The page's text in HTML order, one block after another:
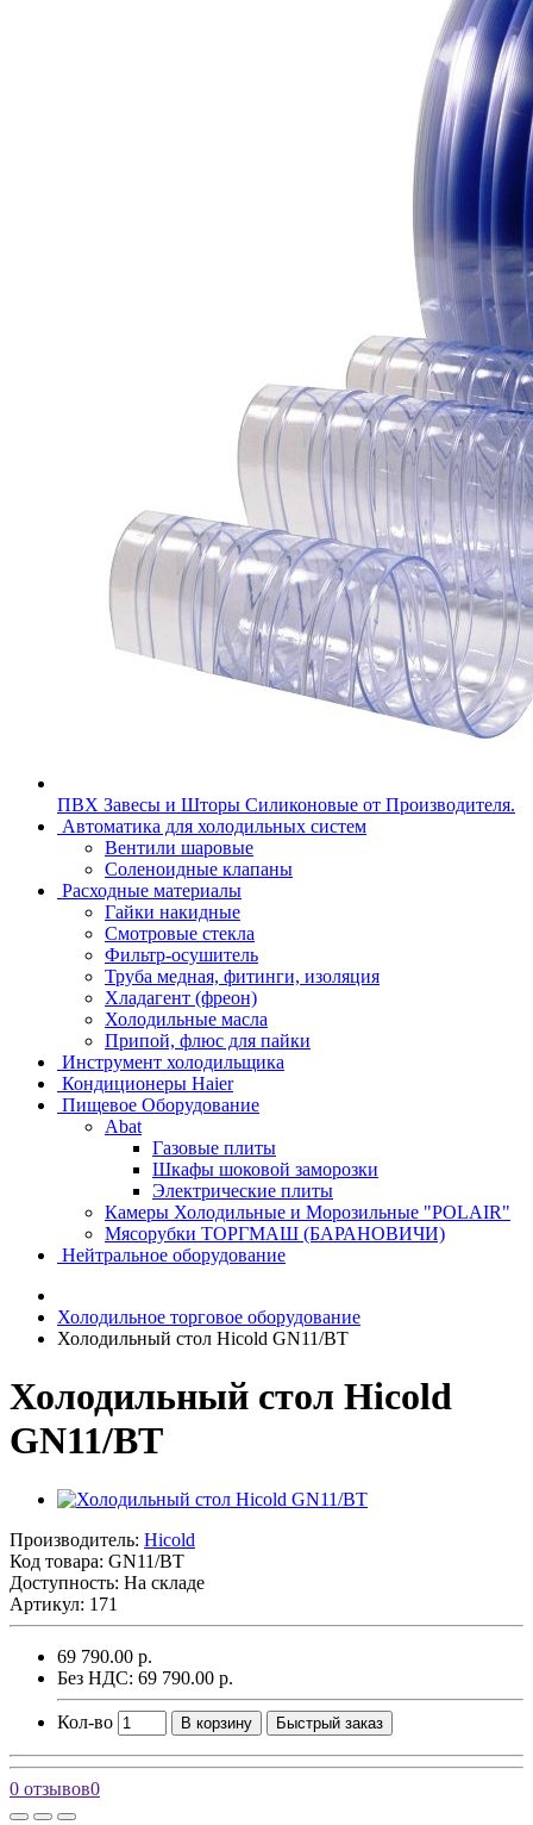
ПВХ Завесы и Шторы Силиконовые от Производителя.
Автоматика для холодильных систем
Вентили шаровые
Соленоидные клапаны
Расходные материалы
Гайки накидные
Смотровые стекла
Фильтр-осушитель
Труба медная, фитинги, изоляция
Хладагент (фреон)
Холодильные масла
Припой, флюс для пайки
Инструмент холодильщика
Кондиционеры Haier
Пищевое Оборудование
Abat
Газовые плиты
Шкафы шоковой заморозки
Электрические плиты
Камеры Холодильные и Морозильные "POLAIR"
Мясорубки ТОРГМАШ (БАРАНОВИЧИ)
Нейтральное оборудование
Холодильное торговое оборудование
Холодильный стол Hicold GN11/BT
Холодильный стол Hicold
GN11/BT
Производитель: Hicold
Код товара: GN11/BT
Доступность: На складе
Артикул: 171
69 790.00 р.
Без НДС: 69 790.00 р.
Кол-во В корзину Быстрый заказ
0 отзывов0